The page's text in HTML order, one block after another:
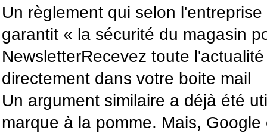
Un règlement qui selon
garantit « la sécurité du magasin
NewsletterRecevez toute
directement dans votre boite mail
Un argument similaire a déjà été
marque à la pomme. Mais,